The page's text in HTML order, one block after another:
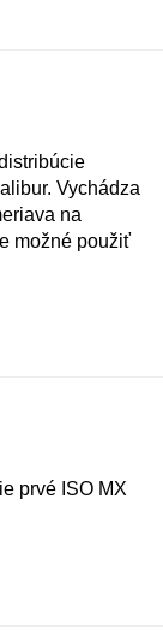
Vychádza
na
možné použiť
prvé ISO MX